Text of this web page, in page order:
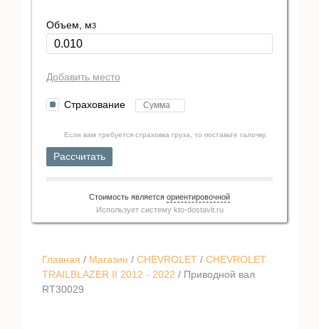
Главная / Магазин / CHEVROLET / CHEVROLET
TRAILBLAZER II 2012 - 2022 / Приводной вал
RT30029
Объем, м3
Добавить место
Страхование
Если вам требуется страховка груза, то поставьте галочку.
Рассчитать
Стоимость является ориентировочной
Использует систему kto-dostavit.ru